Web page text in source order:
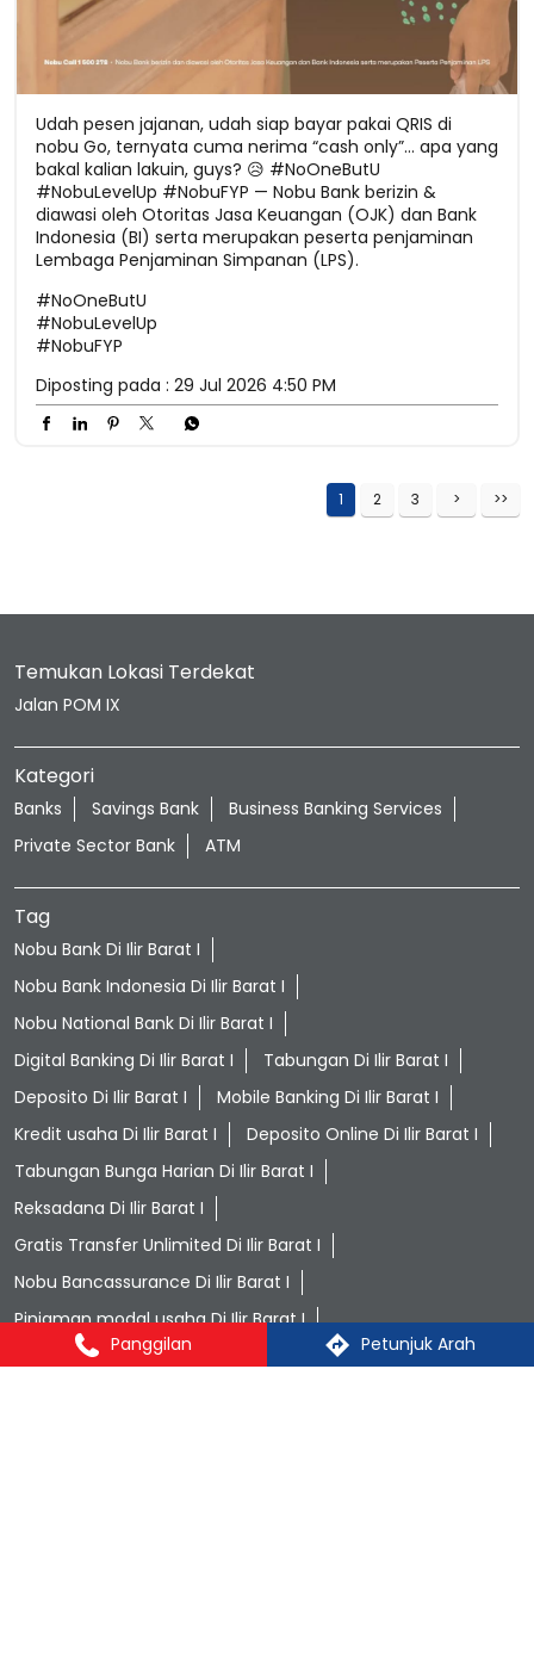
Panggilan Petunjuk Arah
Udah pesen jajanan, udah siap bayar pakai QRIS di
nobu Go, ternyata cuma nerima “cash only”... apa yang
bakal kalian lakuin, guys? 😥 #NoOneButU
#NobuLevelUp #NobuFYP — Nobu Bank berizin &
diawasi oleh Otoritas Jasa Keuangan (OJK) dan Bank
Indonesia (BI) serta merupakan peserta penjaminan
Lembaga Penjaminan Simpanan (LPS).
#NoOneButU
#NobuLevelUp
#NobuFYP
Diposting pada : 29 Jul 2026 4:50 PM
1 2 3
Temukan Lokasi Terdekat
Jalan POM IX
Kategori
Banks Savings Bank
Business Banking Services
Private Sector Bank
ATM
Tag
Nobu Bank Di Ilir Barat I
Nobu Bank Indonesia Di Ilir Barat I
Nobu National Bank Di Ilir Barat I
Digital Banking Di Ilir Barat I
Tabungan Di Ilir Barat I
Deposito Di Ilir Barat I
Mobile Banking Di Ilir Barat I
Kredit usaha Di Ilir Barat I
Deposito Online Di Ilir Barat I
Tabungan Bunga Harian Di Ilir Barat I
Reksadana Di Ilir Barat I
Gratis Transfer Unlimited Di Ilir Barat I
Nobu Bancassurance Di Ilir Barat I
Pinjaman modal usaha Di Ilir Barat I
Nobu Bank terdekat Di Ilir Barat I